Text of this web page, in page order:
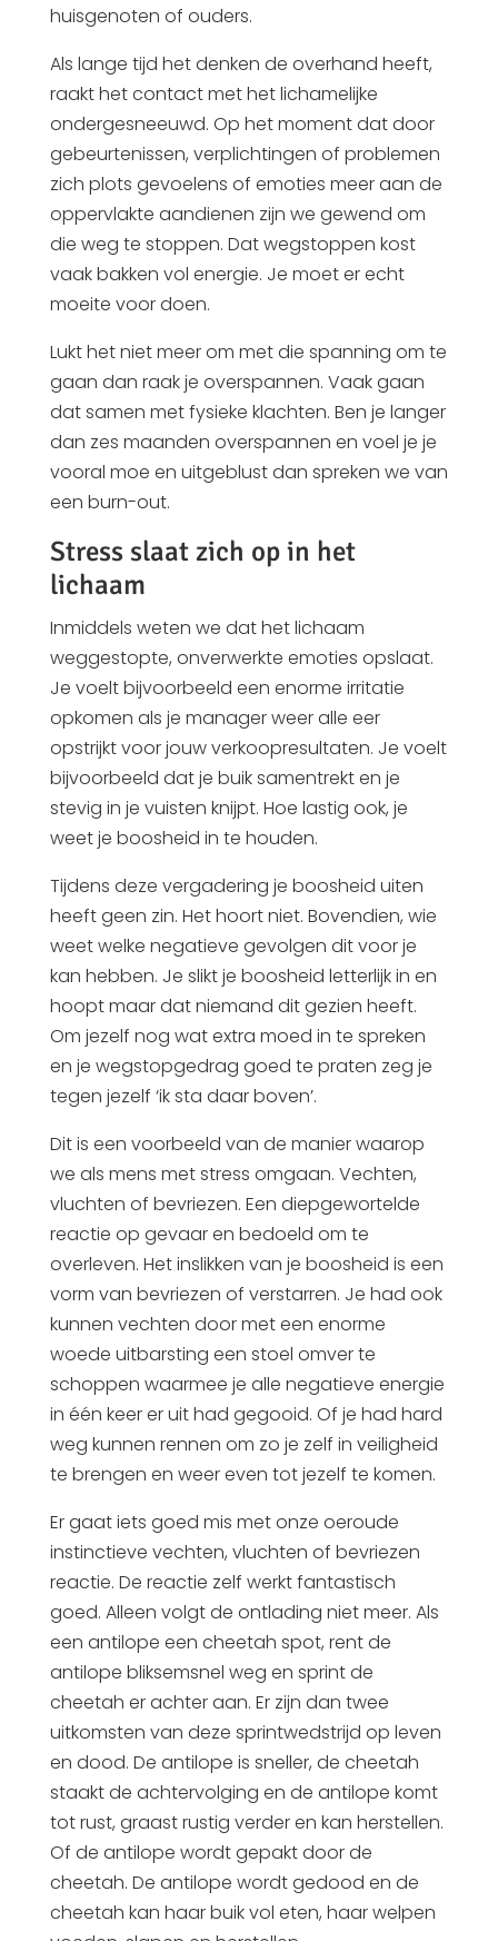
huisgenoten of ouders.
Als lange tijd het denken de overhand heeft,
raakt het contact met het lichamelijke
ondergesneeuwd. Op het moment dat door
gebeurtenissen, verplichtingen of problemen
zich plots gevoelens of emoties meer aan de
oppervlakte aandienen zijn we gewend om
die weg te stoppen. Dat wegstoppen kost
vaak bakken vol energie. Je moet er echt
moeite voor doen.
Lukt het niet meer om met die spanning om te
gaan dan raak je overspannen. Vaak gaan
dat samen met fysieke klachten. Ben je langer
dan zes maanden overspannen en voel je je
vooral moe en uitgeblust dan spreken we van
een burn-out.
Stress slaat zich op in het
lichaam
Inmiddels weten we dat het lichaam
weggestopte, onverwerkte emoties opslaat.
Je voelt bijvoorbeeld een enorme irritatie
opkomen als je manager weer alle eer
opstrijkt voor jouw verkoopresultaten. Je voelt
bijvoorbeeld dat je buik samentrekt en je
stevig in je vuisten knijpt. Hoe lastig ook, je
weet je boosheid in te houden.
Tijdens deze vergadering je boosheid uiten
heeft geen zin. Het hoort niet. Bovendien, wie
weet welke negatieve gevolgen dit voor je
kan hebben. Je slikt je boosheid letterlijk in en
hoopt maar dat niemand dit gezien heeft.
Om jezelf nog wat extra moed in te spreken
en je wegstopgedrag goed te praten zeg je
tegen jezelf ‘ik sta daar boven’.
Dit is een voorbeeld van de manier waarop
we als mens met stress omgaan. Vechten,
vluchten of bevriezen. Een diepgewortelde
reactie op gevaar en bedoeld om te
overleven. Het inslikken van je boosheid is een
vorm van bevriezen of verstarren. Je had ook
kunnen vechten door met een enorme
woede uitbarsting een stoel omver te
schoppen waarmee je alle negatieve energie
in één keer er uit had gegooid. Of je had hard
weg kunnen rennen om zo je zelf in veiligheid
te brengen en weer even tot jezelf te komen.
Er gaat iets goed mis met onze oeroude
instinctieve vechten, vluchten of bevriezen
reactie. De reactie zelf werkt fantastisch
goed. Alleen volgt de ontlading niet meer. Als
een antilope een cheetah spot, rent de
antilope bliksemsnel weg en sprint de
cheetah er achter aan. Er zijn dan twee
uitkomsten van deze sprintwedstrijd op leven
en dood. De antilope is sneller, de cheetah
staakt de achtervolging en de antilope komt
tot rust, graast rustig verder en kan herstellen.
Of de antilope wordt gepakt door de
cheetah. De antilope wordt gedood en de
cheetah kan haar buik vol eten, haar welpen